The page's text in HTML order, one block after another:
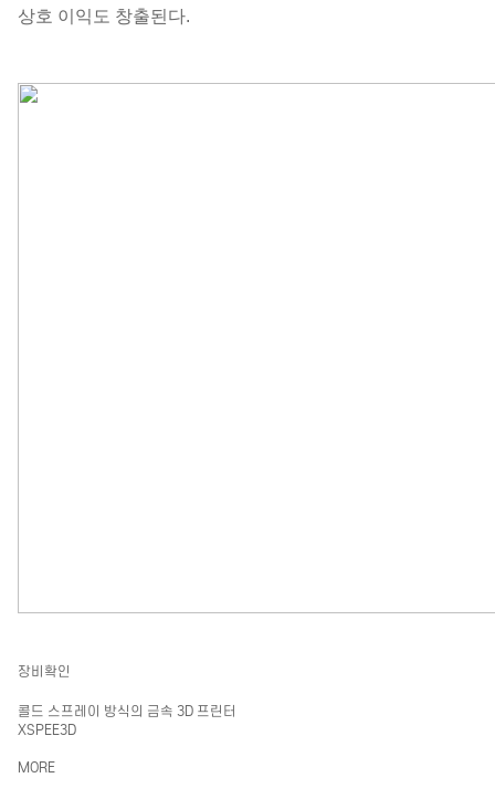
상호 이익도 창출된다.
장비확인
콜드 스프레이 방식의 금속 3D 프린터
XSPEE3D
MORE